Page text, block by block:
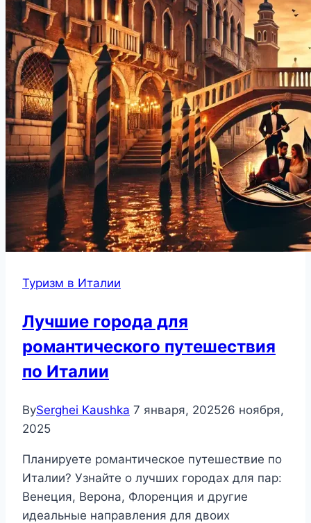
Туризм в Италии
Лучшие города для
романтического путешествия
по Италии
BySerghei Kaushka 7 января, 202526 ноября,
2025
Планируете романтическое путешествие по
Италии? Узнайте о лучших городах для пар:
Венеция, Верона, Флоренция и другие
идеальные направления для двоих